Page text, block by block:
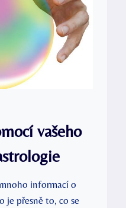
vašeho
informací o
je přesně to, co se